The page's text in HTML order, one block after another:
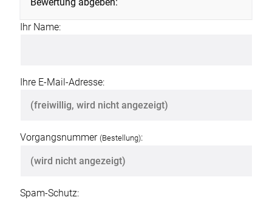
Ihr Name:
Ihre E-Mail-Adresse:
Vorgangsnummer (Bestellung):
Spam-Schutz: